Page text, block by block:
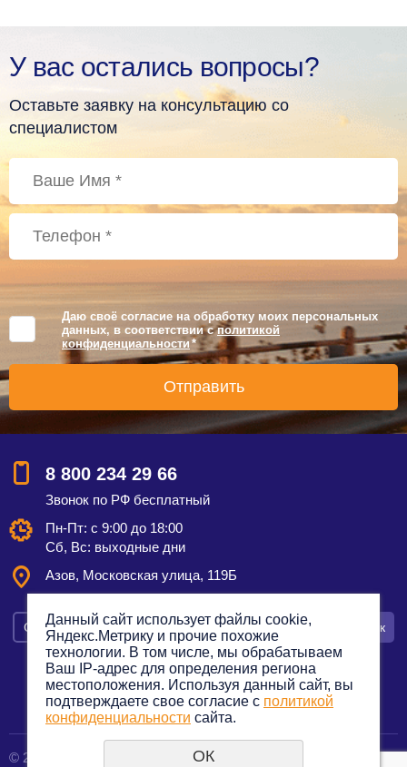
У вас остались вопросы?
Оставьте заявку на консультацию со
специалистом
Даю своё согласие на обработку моих персональных
данных, в соответствии сполитикой
конфиденциальности *
8 800 234 29 66
Звонок по РФ бесплатный
Пн-Пт: с 9:00 до 18:00
Сб, Вс: выходные дни
Азов, Московская улица, 119Б
Смотреть на карте Оставить заявку Заказать звонок
Политика конфиденциальности
© 2012—2023. Все права защищены.
Данный сайт использует файлы cookie,
Яндекс.Метрику и прочие похожие
технологии. В том числе, мы обрабатываем
Ваш IP-адрес для определения региона
местоположения. Используя данный сайт, вы
подтверждаете свое согласие с политикой
конфиденциальности сайта.
ОК